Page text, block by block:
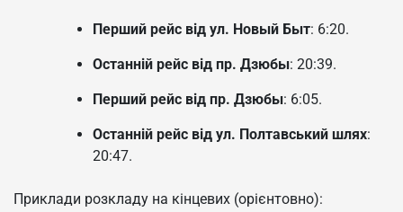
Перший рейс від ул. Новый Быт: 6:20.
Останній рейс від пр. Дзюбы: 20:39.
Перший рейс від пр. Дзюбы: 6:05.
Останній рейс від ул. Полтавський шлях:
20:47.
Приклади розкладу на кінцевих (орієнтовно):